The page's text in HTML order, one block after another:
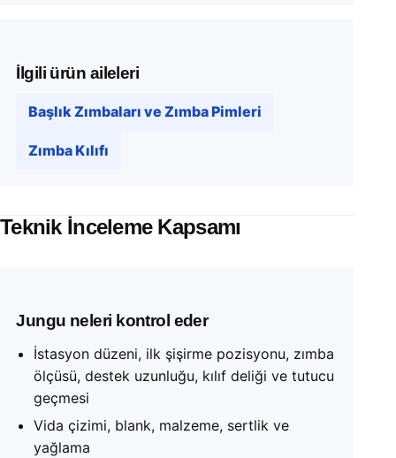
İlgili ürün aileleri
Başlık Zımbaları ve Zımba Pimleri
Zımba Kılıfı
Teknik İnceleme Kapsamı
Jungu neleri kontrol eder
İstasyon düzeni, ilk şişirme pozisyonu, zımba
ölçüsü, destek uzunluğu, kılıf deliği ve tutucu
geçmesi
Vida çizimi, blank, malzeme, sertlik ve
yağlama